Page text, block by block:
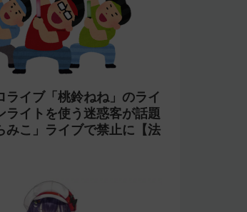
ライブ「桃鈴ねね」のライ
ライトを使う迷惑客が話題
こ」ライブで禁止に【法